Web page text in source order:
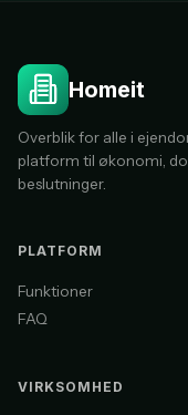
Homeit
Overblik for alle i
platform til økonomi,
beslutninger.
PLATFORM
Funktioner
FAQ
VIRKSOMHED